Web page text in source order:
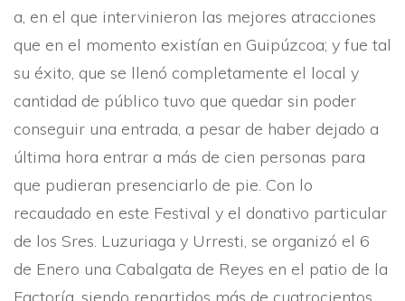
a, en el que intervinieron las mejores atracciones
que en el momento existí­an en Guipúzcoa; y fue tal
su éxito, que se llenó completamente el local y
cantidad de público tuvo que quedar sin poder
conseguir una entrada, a pesar de haber dejado a
última hora entrar a más de cien personas para
que pudieran presenciarlo de pie. Con lo
recaudado en este Festival y el donativo particular
de los Sres. Luzuriaga y Urresti, se organizó el 6
de Enero una Cabalgata de Reyes en el patio de la